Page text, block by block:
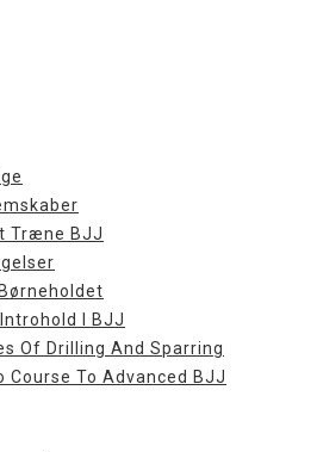
Træne BJJ
I BJJ
Of Drilling And Sparring
Course To Advanced BJJ